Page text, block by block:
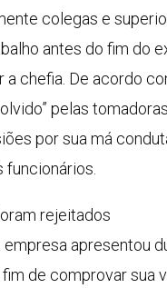
colegas e
antes do fim do
chefia. De acordo
pelas
por sua má
rejeitados
empresa apresentou
de comprovar sua